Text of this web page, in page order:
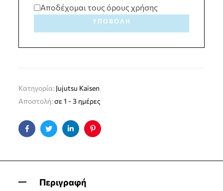
Αποδέχομαι τους όρους χρήσης
ΥΠΟΒΟΛΉ
Κατηγορία: Jujutsu Kaisen
Αποστολή:σε 1 - 3 ημέρες
FacebookTwitterLinkedinPinterest
Περιγραφή